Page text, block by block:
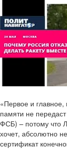
«Первое и
памяти не
ФСБ) – потому что
хочет, абсолютно
сертификат